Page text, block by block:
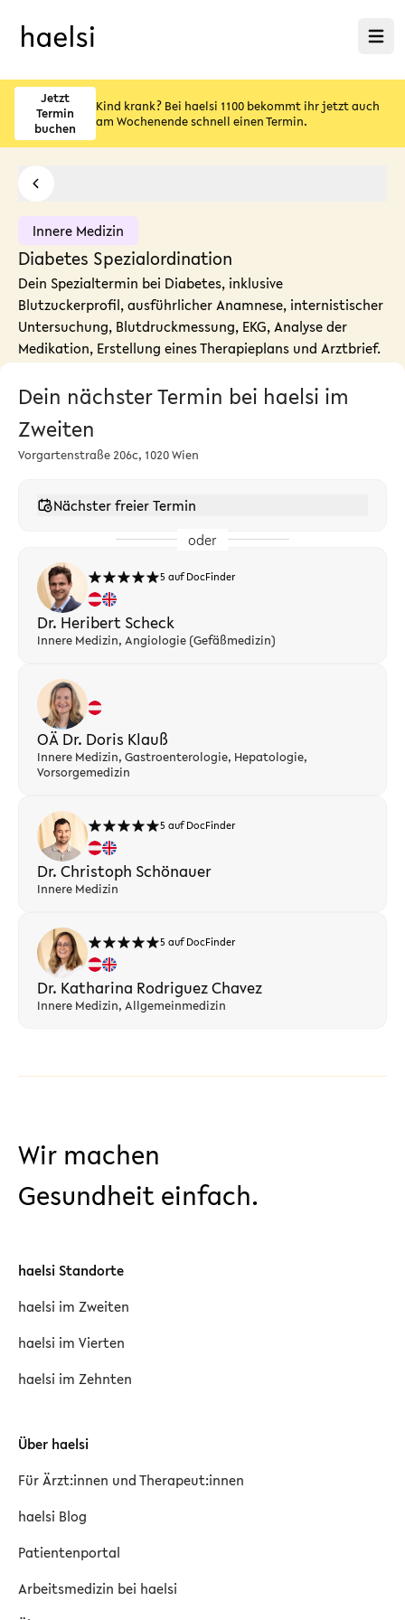
Menü
Jetzt
Termin
buchen
Kind krank? Bei haelsi 1100 bekommt ihr jetzt auch
am Wochenende schnell einen Termin.
Innere Medizin
Diabetes Spezialordination
Dein Spezialtermin bei Diabetes, inklusive
Blutzuckerprofil, ausführlicher Anamnese, internistischer
Untersuchung, Blutdruckmessung, EKG, Analyse der
Medikation, Erstellung eines Therapieplans und Arztbrief.
Dein nächster Termin bei haelsi im
Zweiten
Vorgartenstraße 206c, 1020 Wien
Nächster freier Termin
oder
5 auf DocFinder
Dr. Heribert Scheck
Innere Medizin, Angiologie (Gefäßmedizin)
OÄ Dr. Doris Klauß
Innere Medizin, Gastroenterologie, Hepatologie,
Vorsorgemedizin
5 auf DocFinder
Dr. Christoph Schönauer
Innere Medizin
5 auf DocFinder
Dr. Katharina Rodriguez Chavez
Innere Medizin, Allgemeinmedizin
Wir machen
Gesundheit einfach.
haelsi Standorte
haelsi im Zweiten
haelsi im Vierten
haelsi im Zehnten
Über haelsi
Für Ärzt:innen und Therapeut:innen
haelsi Blog
Patientenportal
Arbeitsmedizin bei haelsi